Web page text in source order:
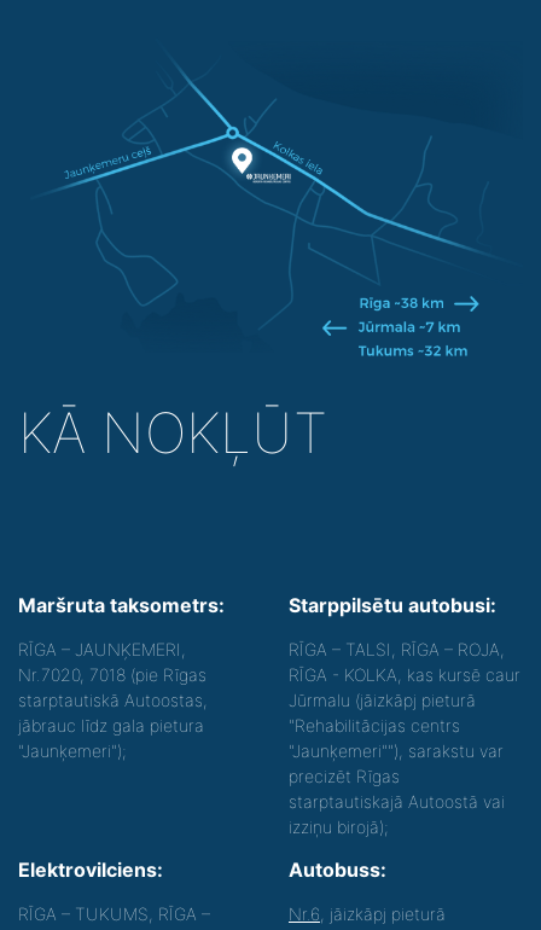
KĀ NOKĻŪT
Maršruta taksometrs:
RĪGA – JAUNĶEMERI,
Nr.7020, 7018 (pie Rīgas
starptautiskā Autoostas,
jābrauc līdz gala pietura
"Jaunķemeri");
Starppilsētu autobusi:
RĪGA – TALSI, RĪGA – ROJA,
RĪGA - KOLKA, kas kursē caur
Jūrmalu (jāizkāpj pieturā
"Rehabilitācijas centrs
"Jaunķemeri""), sarakstu var
precizēt Rīgas
starptautiskajā Autoostā vai
izziņu birojā);
Elektrovilciens:
RĪGA – TUKUMS, RĪGA –
Autobuss:
Nr.6 , jāizkāpj pieturā